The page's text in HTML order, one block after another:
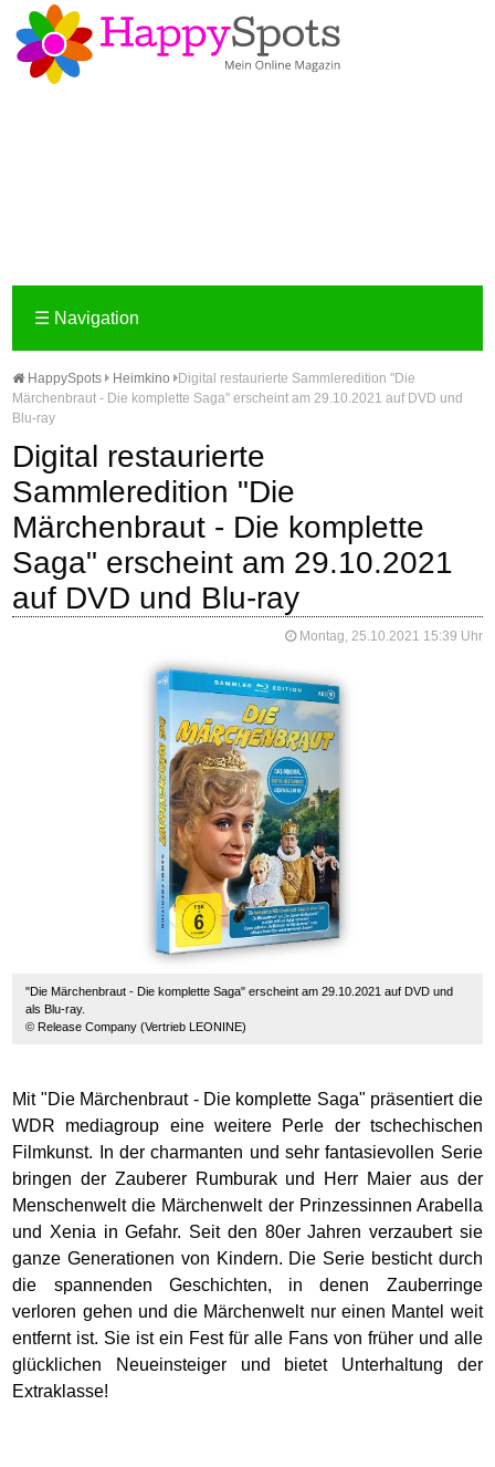
☰ Navigation
HappySpots Heimkino
Digital restaurierte Sammleredition "Die
Märchenbraut - Die komplette Saga" erscheint am 29.10.2021 auf DVD und
Blu-ray
Digital restaurierte
Sammleredition "Die
Märchenbraut - Die komplette
Saga" erscheint am 29.10.2021
auf DVD und Blu-ray
Montag, 25.10.2021 15:39 Uhr
"Die Märchenbraut - Die komplette Saga" erscheint am 29.10.2021 auf DVD und
als Blu-ray.
© Release Company (Vertrieb LEONINE)
Mit "Die Märchenbraut - Die komplette Saga" präsentiert die
WDR mediagroup eine weitere Perle der tschechischen
Filmkunst. In der charmanten und sehr fantasievollen Serie
bringen der Zauberer Rumburak und Herr Maier aus der
Menschenwelt die Märchenwelt der Prinzessinnen Arabella
und Xenia in Gefahr. Seit den 80er Jahren verzaubert sie
ganze Generationen von Kindern. Die Serie besticht durch
die spannenden Geschichten, in denen Zauberringe
verloren gehen und die Märchenwelt nur einen Mantel weit
entfernt ist. Sie ist ein Fest für alle Fans von früher und alle
glücklichen Neueinsteiger und bietet Unterhaltung der
Extraklasse!